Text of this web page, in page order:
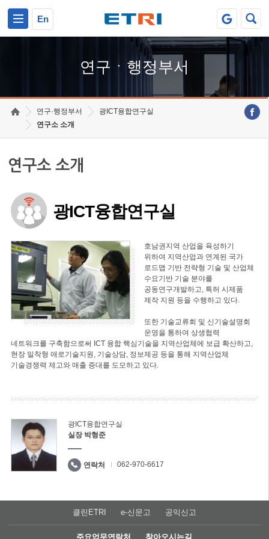
En
연구ㆍ행정부서
연구·행정부서
광ICT융합연구실
연구소 소개
연구소 소개
광ICT융합연구실
호남권지역 산업을 육성하기
위하여 지역산업과 연계된 국가
로드맵 기반 전략형 기술 및 산업체
수요기반 기술 분야를
공동연구개발하고, 특허 시제품
제작 지원 등을 수행하고 있다.
또한 기술교류회 및 신기술설명회
운영을 통하여 상생협력
네트워크를 구축함으로써 ICT 융합 핵심기술을 지역산업체에 보급 확산하고,
현장 밀착형 애로기술지원, 기술상담, 정보제공 등을 통해 지역산업체
기술경쟁력 제고와 매출 증대를 도모하고 있다.
광ICT융합연구실
실장 박형준
연락처 062-970-6617
클린ETRI e-신문고 공익신고
주요업무연락처 찾아오시는길